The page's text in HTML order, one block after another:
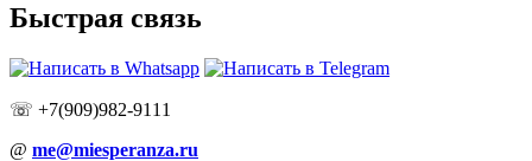
Быстрая связь
☏ +7(909)982-9111
@ me@miesperanza.ru